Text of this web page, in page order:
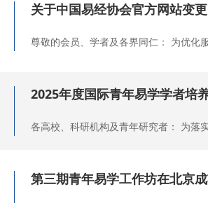
关于中国易经协会官方网站变更
尊敬的会员、学者及各界同仁： 为优化
2025年度国际青年易学学者培
各高校、科研机构及青年研究者： 为落
第三期青年易学工作坊在北京